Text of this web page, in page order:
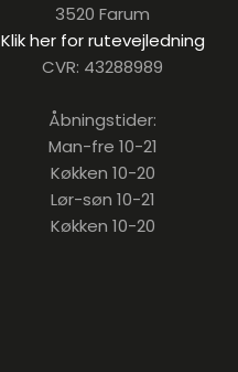
3520 Farum
Klik her for rutevejledning
CVR: 43288989
Åbningstider:
Man-fre 10-21
Køkken 10-20
Lør-søn 10-21
Køkken 10-20